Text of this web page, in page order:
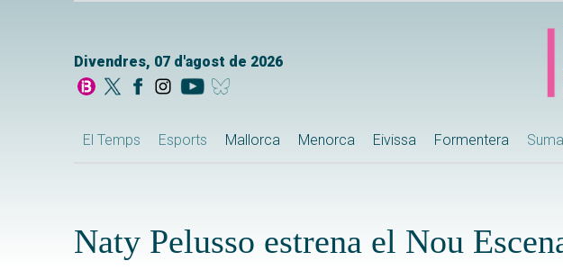
Divendres, 07 d'agost de 2026
El Temps Esports Mallorca Menorca Eivissa Formentera
Naty Pelusso estrena el Nou